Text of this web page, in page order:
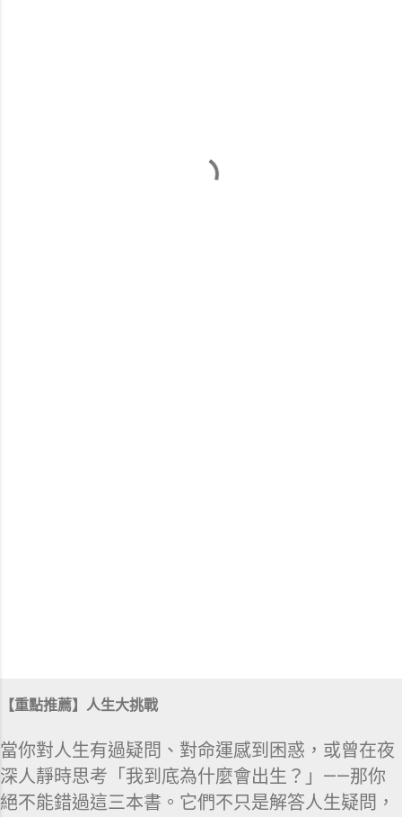
【重點推薦】人生大挑戰
當你對人生有過疑問、對命運感到困惑，或曾在夜
深人靜時思考「我到底為什麼會出生？」——那你
絕不能錯過這三本書。它們不只是解答人生疑問，